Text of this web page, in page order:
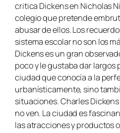
critica Dickens en Nicholas
colegio que pretende
abusar de ellos. Los
sistema escolar no son los
Dickens es un gran
poco y le gustaba dar largos
ciudad que conocía a la
urbanísticamente, sino
situaciones. Charles
no ven. La ciudad es
las atracciones y productos